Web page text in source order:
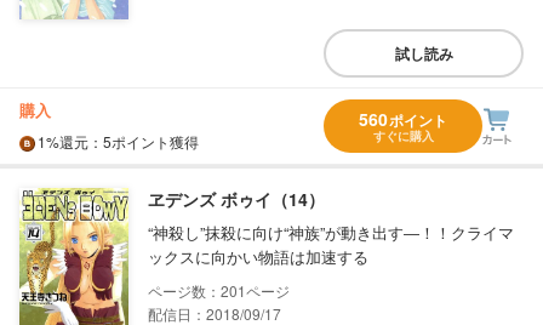
試し読み
購入
1%還元 ：5ポイント獲得
560ポイント
すぐに購入
ヱデンズ ボゥイ（14）
“神殺し”抹殺に向け“神族”が動き出す―！！クライマ
ックスに向かい物語は加速する
201
配信日：2018/09/17